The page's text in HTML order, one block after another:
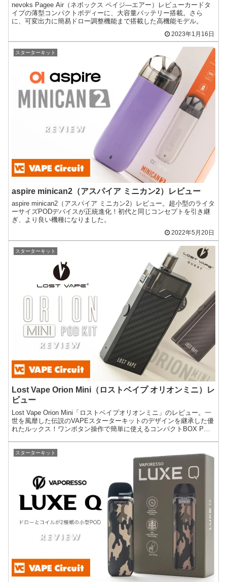
nevoks Pagee Air（ネボックス ペイジ―エアー）レビューカードタ
イプの薄型コンパクトボディーに、大容量バッテリー搭載。さら
に、可変出力に簡易ドロー調整機能まで搭載した高機能モデル。
2023年1月16日
スターターキット
aspire minican2（アスパイア ミニカン2）レビュー
aspire minican2（アスパイア ミニカン2）レビュー。超小型のライタ
ーサイズPODデバイスが正統進化！初代と同じコンセプトを引き継
ぎ、より良い機種になりました。
2022年5月20日
スターターキット
Lost Vape Orion Mini（ロストベイプ オリオンミニ）レ
ビュー
Lost Vape Orion Mini「ロストベイプオリオンミニ」のレビュー。一
世を風靡した伝説のVAPEスターターキットのデザインを継承した優
れたルックス！ワンボタン操作で簡単に使えるコンパクトBOX POD
スターターキット